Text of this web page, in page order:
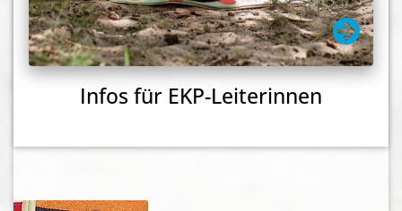
Infos für EKP-Leiterinnen